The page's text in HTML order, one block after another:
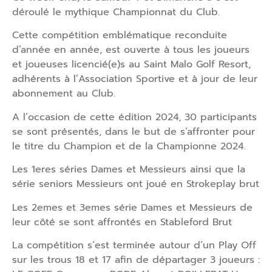
déroulé le mythique Championnat du Club.
Cette compétition emblématique reconduite
d’année en année, est ouverte à tous les joueurs
et joueuses licencié(e)s au Saint Malo Golf Resort,
adhérents à l’Association Sportive et à jour de leur
abonnement au Club.
A l’occasion de cette édition 2024, 30 participants
se sont présentés, dans le but de s’affronter pour
le titre du Champion et de la Championne 2024.
Les 1eres séries Dames et Messieurs ainsi que la
série seniors Messieurs ont joué en Strokeplay brut
Les 2emes et 3emes série Dames et Messieurs de
leur côté se sont affrontés en Stableford Brut
La compétition s’est terminée autour d’un Play Off
sur les trous 18 et 17 afin de départager 3 joueurs :